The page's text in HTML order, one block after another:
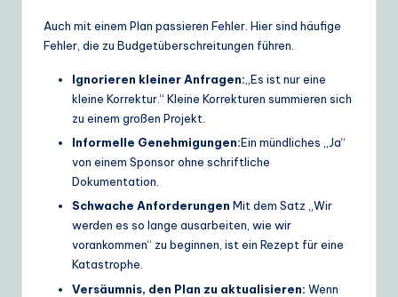
Auch mit einem Plan passieren Fehler. Hier sind häufige
Fehler, die zu Budgetüberschreitungen führen.
Ignorieren kleiner Anfragen: „Es ist nur eine
kleine Korrektur.“ Kleine Korrekturen summieren sich
zu einem großen Projekt.
Informelle Genehmigungen:Ein mündliches „Ja“
von einem Sponsor ohne schriftliche
Dokumentation.
Schwache Anforderungen Mit dem Satz „Wir
werden es so lange ausarbeiten, wie wir
vorankommen“ zu beginnen, ist ein Rezept für eine
Katastrophe.
Versäumnis, den Plan zu aktualisieren: Wenn